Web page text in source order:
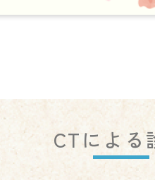
CTによる